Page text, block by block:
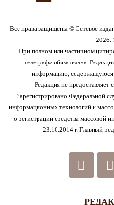
Все права защищены © Сетевое
2026.
При полном или частичном
телеграф» обязательна.
информацию, содержащуюся
Редакция не
Зарегистрировано Федеральной
информационных технологий и
о регистрации средства
23.10.2014 г. Главный